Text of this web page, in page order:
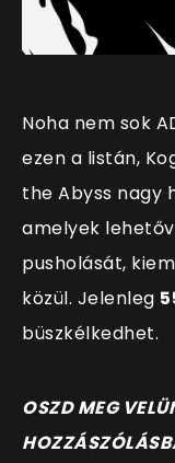
Noha nem sok
ezen a listán,
the Abyss nagy
amelyek
pusholását,
közül. Jelenleg
büszkélkedhet.
OSZD MEG